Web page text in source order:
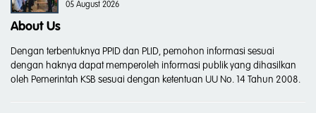
05 August 2026
About Us
Dengan terbentuknya PPID dan PLID, pemohon informasi sesuai
dengan haknya dapat memperoleh informasi publik yang dihasilkan
oleh Pemerintah KSB sesuai dengan ketentuan UU No. 14 Tahun 2008.